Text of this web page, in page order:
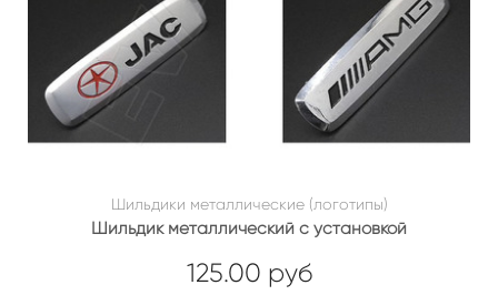
Шильдики металлические (логотипы)
Шильдик металлический с установкой
125.00 руб